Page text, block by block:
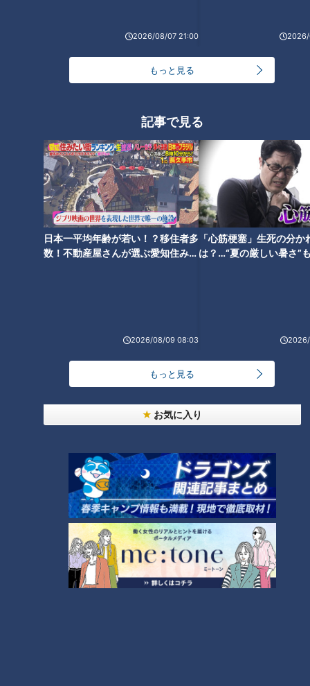
2026/08/07 21:00 2026/
もっと見る
記事で見る
日本一平均年齢が若い！？移住者多
数！不動産屋さんが選ぶ愛知住みた
2026/08/09 08:03
「心筋梗塞」生死の分か
は？…“夏の厳しい暑さ”
もっと見る
お気に入り
風煮もの」の作り方【キユーピ
「たたききゅうりとささ身のキ
ムマヨあえ」の作り方【キユー
「鶏胸肉とにんじんのレモンバ
ターソテー」の作り方【キユー
ピー３分クッキング】
「アボカドとブロッコリーのお
月見サラダ」の作り方【キユー
ピー３分クッキング】
「とうもろこしとさやいんげん
「鶏肉とかぼちゃのソテー 雑穀
３分クッキング】
キユーピー３分クッキング
レシピ紹介
CBCテレビ制作「キユーピー３分クッキング」の公式サイト。番組
で放送したレシピ、作り方を動画でもご紹介！